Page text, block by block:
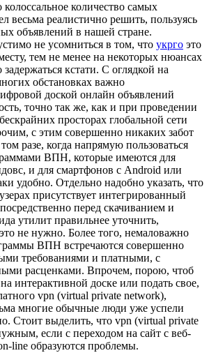
количество самых
весьма реалистично решить, пользуясь
объявлений в нашей стране.
не усомниться в том, что укрго это
тем не менее на некоторых нюансах
кстати. С оглядкой на
обстановках важно
доской онлайн объявлений
точно так же, как и при проведении
просторах глобальной сети
с этим совершенно никаких забот
разе, когда напрямую пользоваться
ВПН, которые имеются для
и для смартфонов с Android или
удобно. Отдельно надобно указать, что
присутствует интегрированный
перед скачиванием и
утилит правильнее уточнить,
не нужно. Более того, немаловажно
ВПН встречаются совершенно
требованиями и платными, с
расценками. Впрочем, порою, чтоб
интерактивной доске или подать свое,
vpn (virtual private network),
многие обычные люди уже успели
Стоит выделить, что vpn (virtual private
если с переходом на сайт с веб-
line образуются проблемы.